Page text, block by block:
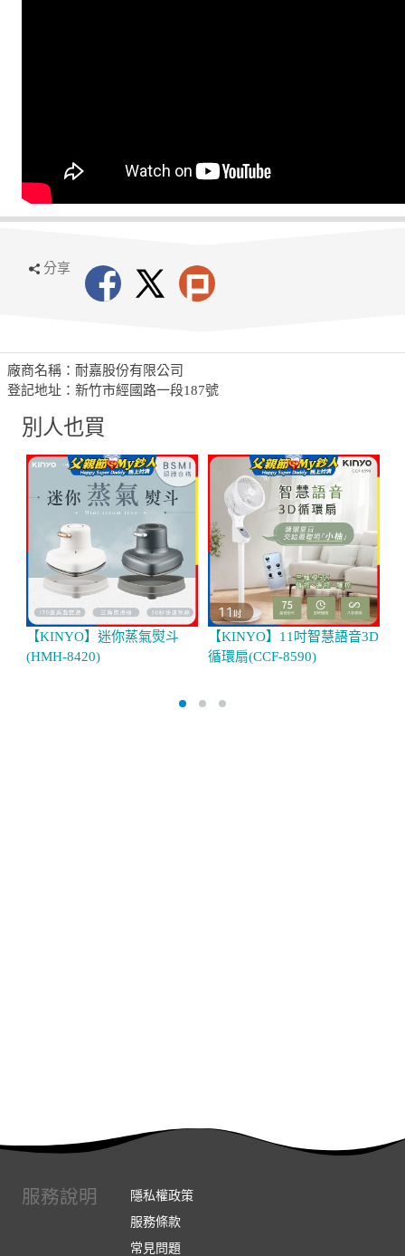
分享
廠商名稱：耐嘉股份有限公司
登記地址：新竹市經國路一段187號
別人也買
【KINYO】迷你蒸氣熨斗
(HMH-8420)
【KINYO】11吋智慧語音3D
循環扇(CCF-8590)
服務說明
隱私權政策
服務條款
常見問題